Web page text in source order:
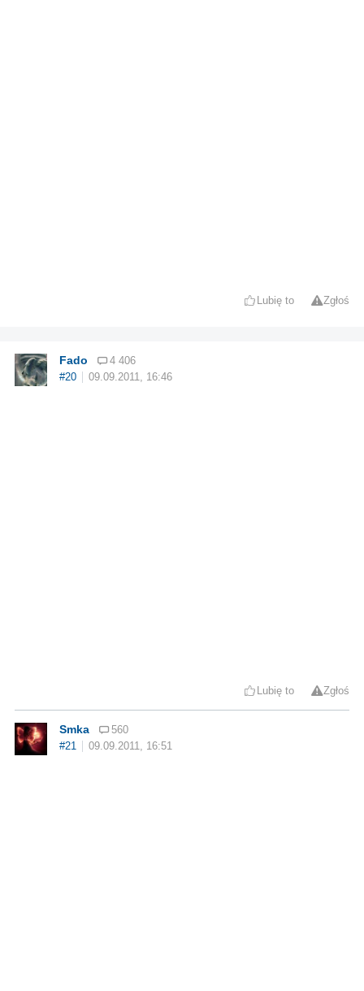
Lubię to Zgłoś
Fado
4 406
#20
09.09.2011, 16:46
Lubię to Zgłoś
Smka
560
#21
09.09.2011, 16:51